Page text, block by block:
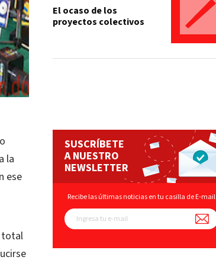
la
ese
total
El ocaso de los
proyectos colectivos
SUSCRÍBETE
A NUESTRO
NEWSLETTER
Recibe las últimas noticias en tu casilla de E-mail